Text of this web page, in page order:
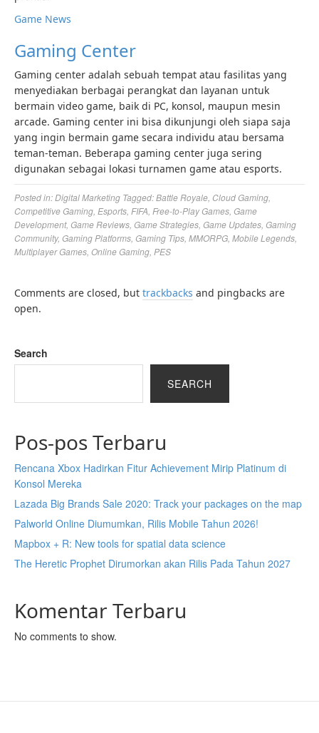
Game News
Gaming Center
Gaming center adalah sebuah tempat atau fasilitas yang
menyediakan berbagai perangkat dan layanan untuk
bermain video game, baik di PC, konsol, maupun mesin
arcade. Gaming center ini bisa dikunjungi oleh siapa saja
yang ingin bermain game secara individu atau bersama
teman-teman. Beberapa gaming center juga sering
digunakan sebagai lokasi turnamen game atau esports.
Posted in:Digital Marketing Tagged:Battle Royale, Cloud Gaming,
Competitive Gaming, Esports, FIFA, Free-to-Play Games, Game
Development, Game Reviews, Game Strategies, Game Updates, Gaming
Community, Gaming Platforms, Gaming Tips, MMORPG, Mobile Legends,
Multiplayer Games, Online Gaming, PES
Comments are closed, but trackbacks and pingbacks are
open.
Search
SEARCH
Pos-pos Terbaru
Rencana Xbox Hadirkan Fitur Achievement Mirip Platinum di
Konsol Mereka
Lazada Big Brands Sale 2020: Track your packages on the map
Palworld Online Diumumkan, Rilis Mobile Tahun 2026!
Mapbox + R: New tools for spatial data science
The Heretic Prophet Dirumorkan akan Rilis Pada Tahun 2027
Komentar Terbaru
No comments to show.